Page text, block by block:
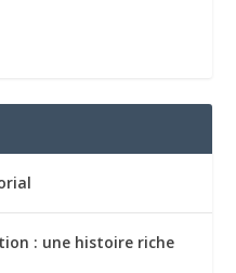
: une histoire riche